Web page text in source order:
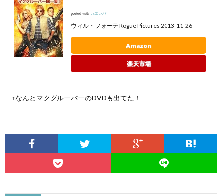
posted with カエレバ
ウィル・フォーテ Rogue Pictures 2013-11-26
Amazon
楽天市場
↑なんとマクグルーバーのDVDも出てた！